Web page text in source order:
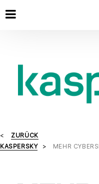
ZURÜCK
KASPERSKY
MEHR